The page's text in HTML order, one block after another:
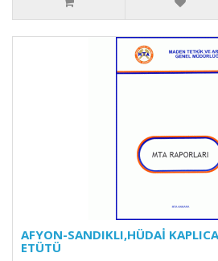
AFYON-SANDIKLI,HÜDAİ
ETÜTÜ